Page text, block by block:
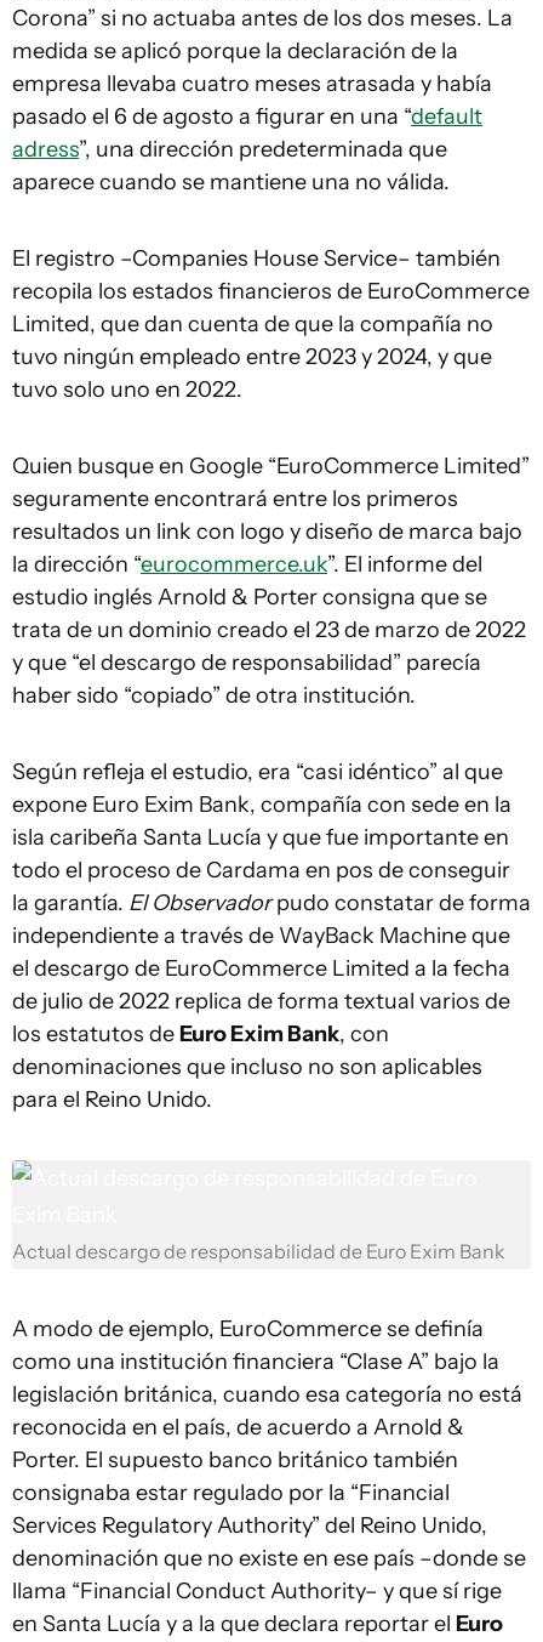
Corona” si no actuaba antes de los dos meses. La
medida se aplicó porque la declaración de la
empresa llevaba cuatro meses atrasada y había
pasado el 6 de agosto a figurar en una “default
adress”, una dirección predeterminada que
aparece cuando se mantiene una no válida.
El registro –Companies House Service– también
recopila los estados financieros de EuroCommerce
Limited, que dan cuenta de que la compañía no
tuvo ningún empleado entre 2023 y 2024, y que
tuvo solo uno en 2022.
Quien busque en Google “EuroCommerce Limited”
seguramente encontrará entre los primeros
resultados un link con logo y diseño de marca bajo
la dirección “eurocommerce.uk”. El informe del
estudio inglés Arnold & Porter consigna que se
trata de un dominio creado el 23 de marzo de 2022
y que “el descargo de responsabilidad” parecía
haber sido “copiado” de otra institución.
Según refleja el estudio, era “casi idéntico” al que
expone Euro Exim Bank, compañía con sede en la
isla caribeña Santa Lucía y que fue importante en
todo el proceso de Cardama en pos de conseguir
la garantía. El Observadorpudo constatar de forma
independiente a través de WayBack Machine que
el descargo de EuroCommerce Limited a la fecha
de julio de 2022 replica de forma textual varios de
los estatutos de Euro Exim Bank, con
denominaciones que incluso no son aplicables
para el Reino Unido.
Actual descargo de responsabilidad de Euro Exim Bank
A modo de ejemplo, EuroCommerce se definía
como una institución financiera “Clase A” bajo la
legislación británica, cuando esa categoría no está
reconocida en el país, de acuerdo a Arnold &
Porter. El supuesto banco británico también
consignaba estar regulado por la “Financial
Services Regulatory Authority” del Reino Unido,
denominación que no existe en ese país –donde se
llama “Financial Conduct Authority– y que sí rige
en Santa Lucía y a la que declara reportar el Euro